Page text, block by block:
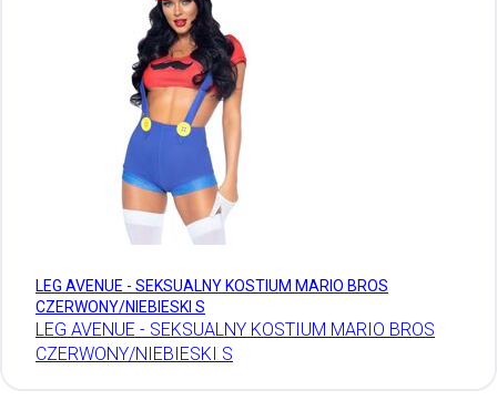
LEG AVENUE - SEKSUALNY KOSTIUM MARIO BROS
CZERWONY/NIEBIESKI S
LEG AVENUE - SEKSUALNY KOSTIUM MARIO BROS
CZERWONY/NIEBIESKI S